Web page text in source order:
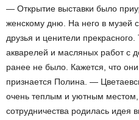
— Открытие выставки было
женскому дню. На него в музей
друзья и ценители
акварелей и масляных работ с
ранее не было. Кажется, что
признается Полина. —
очень теплым и уютным местом,
сотрудничества родилась идея